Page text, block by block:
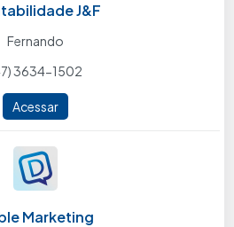
J&F
Fernando
3634-1502
Acessar
Marketing